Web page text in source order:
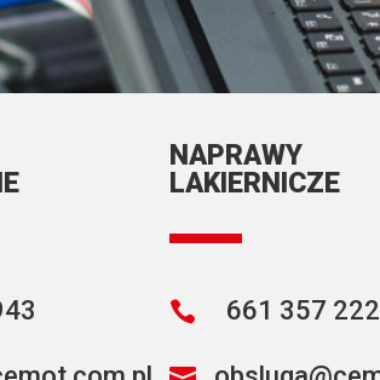
NAPRAWY
LAKIERNICZE
 661 357 222